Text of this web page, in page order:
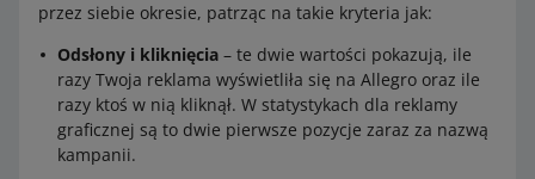
przez siebie okresie, patrząc na takie kryteria jak:
Odsłony i kliknięcia – te dwie wartości pokazują, ile
razy Twoja reklama wyświetliła się na Allegro oraz ile
razy ktoś w nią kliknął. W statystykach dla reklamy
graficznej są to dwie pierwsze pozycje zaraz za nazwą
kampanii.